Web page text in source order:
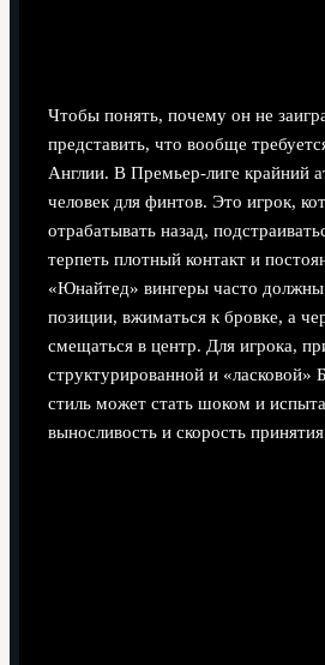
Чтобы понять, почему он не
представить, что вообще
Англии. В Премьер-лиге крайний
человек для финтов. Это игрок,
отрабатывать назад,
терпеть плотный контакт и
«Юнайтед» вингеры часто должны
позиции, вжиматься к бровке, а
смещаться в центр. Для игрока,
структурированной и «ласковой»
стиль может стать шоком и
выносливость и скорость